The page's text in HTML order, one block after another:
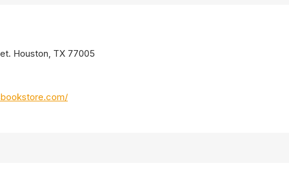
Houston, TX 77005